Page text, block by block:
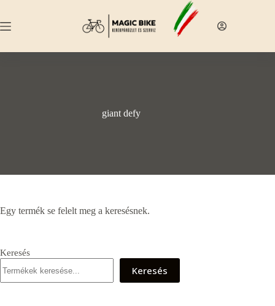
content
giant defy
Egy termék se felelt meg a keresésnek.
Keresés
Keresés